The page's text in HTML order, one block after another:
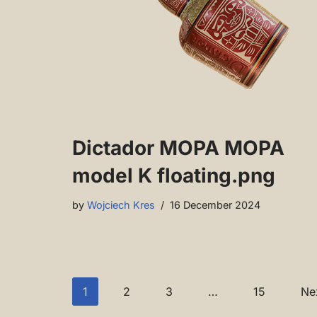
Dictador MOPA MOPA
model K floating.png
by Wojciech Kres 16 December 2024
1 2 3 … 15